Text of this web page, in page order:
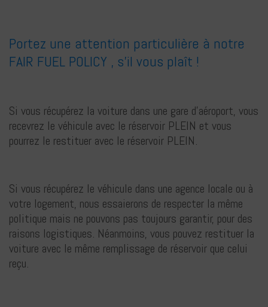
Portez une attention particulière à notre
FAIR FUEL POLICY , s'il vous plaît !
Si vous récupérez la voiture dans une gare d'aéroport, vous
recevrez le véhicule avec le réservoir PLEIN et vous
pourrez le restituer avec le réservoir PLEIN.
Si vous récupérez le véhicule dans une agence locale ou à
votre logement, nous essaierons de respecter la même
politique mais ne pouvons pas toujours garantir, pour des
raisons logistiques. Néanmoins, vous pouvez restituer la
voiture avec le même remplissage de réservoir que celui
reçu.